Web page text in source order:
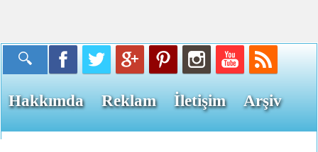
Hakkımda Reklam İletişim Arşiv